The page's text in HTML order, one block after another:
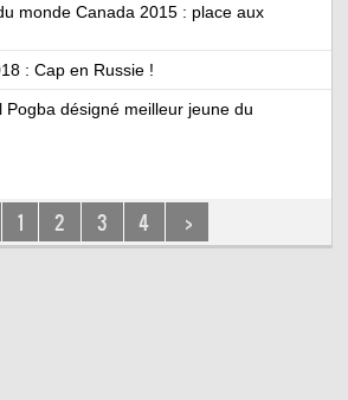
monde Canada 2015 : place aux
: Cap en Russie !
Pogba désigné meilleur jeune du
1 2 3 4 >